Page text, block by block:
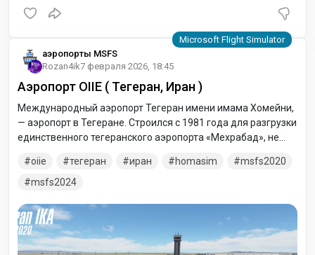
аэропорты MSFS
Rozan4ik7 февраля 2026, 18:45
Аэропорт OIIE ( Тегеран, Иран )
Международный аэропорт Тегеран имени имама Хомейни,
— аэропорт в Тегеране. Строился с 1981 года для разгрузки
единственного тегеранского аэропорта «Мехрабад», не
в честь Рухоллы Мусави Хомейни.
oiie тегеран иран homasim
msfs2020
msfs2024